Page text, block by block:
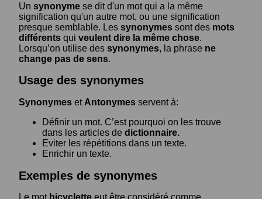
Un synonyme se dit d'un mot qui a la même
signification qu'un autre mot, ou une signification
presque semblable. Les synonymes sont des mots
différents qui veulent dire la même chose.
Lorsqu’on utilise des synonymes, la phrase ne
change pas de sens.
Usage des synonymes
Synonymes et Antonymes servent à:
Définir un mot. C’est pourquoi on les trouve
dans les articles de dictionnaire.
Eviter les répétitions dans un texte.
Enrichir un texte.
Exemples de synonymes